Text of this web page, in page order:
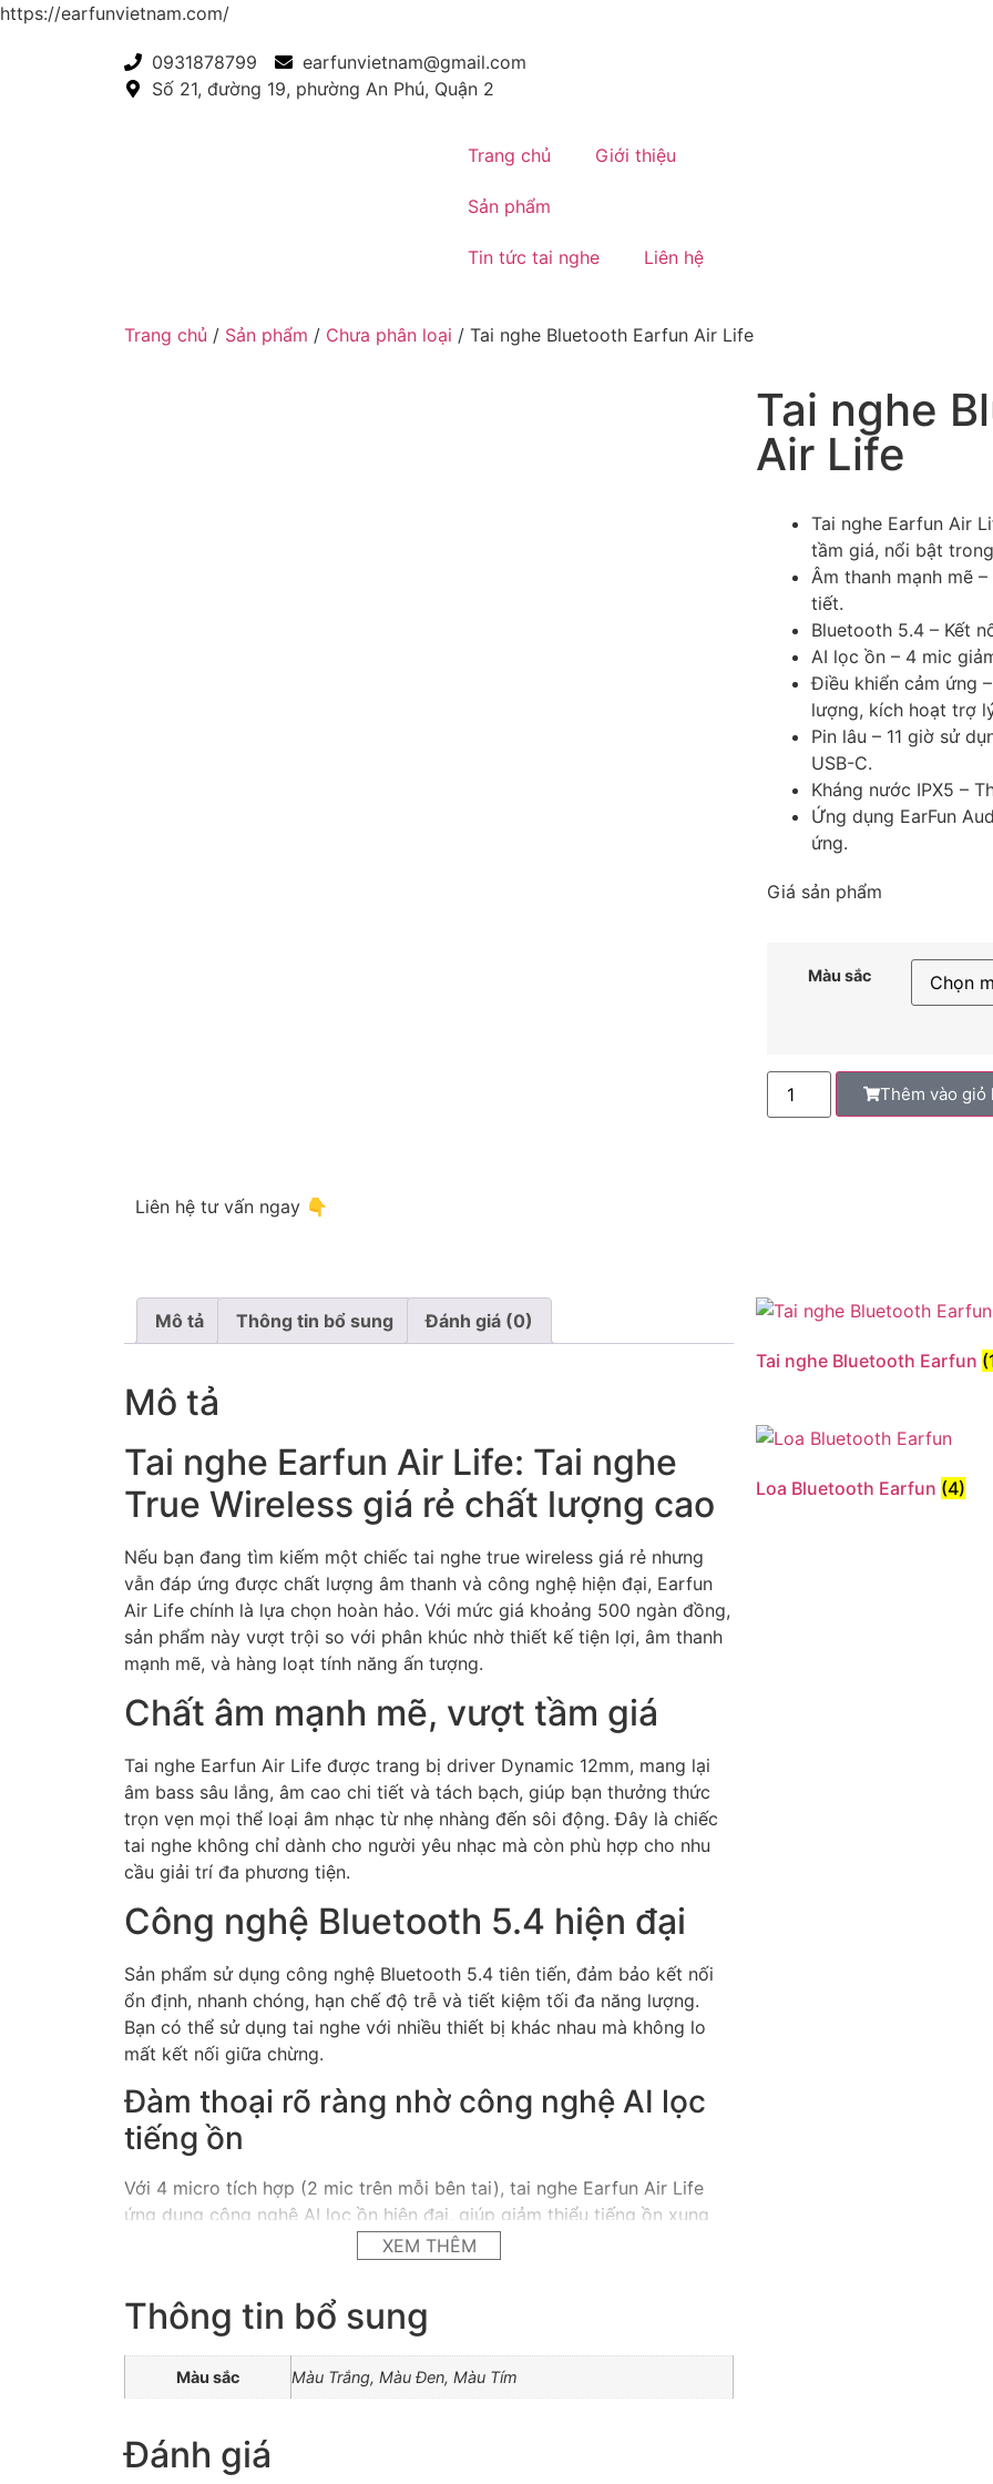
https://earfunvietnam.com/
0931878799
earfunvietnam@gmail.com
Số 21, đường 19, phường An Phú, Quận 2
Trang chủ Giới thiệu
Sản phẩm
Tin tức tai nghe Liên hệ
Trang chủ / Sản phẩm / Chưa phân loại / Tai nghe Bluetooth Earfun Air Life
Tai nghe
Air Life
Tai nghe Earfun Air
tầm giá, nổi bật
Âm thanh mạnh mẽ
tiết.
Bluetooth 5.4 – Kết
AI lọc ồn – 4 mic
Điều khiển cảm ứng
lượng, kích hoạt trợ
Pin lâu – 11 giờ sử
USB-C.
Kháng nước IPX5 –
Ứng dụng EarFun
ứng.
Giá sản phẩm
Màu sắc
Thêm vào giỏ
Liên hệ tư vấn ngay 👇
Mô tả Thông tin bổ sung Đánh giá (0)
Mô tả
Tai nghe Earfun Air Life: Tai nghe
True Wireless giá rẻ chất lượng cao
Nếu bạn đang tìm kiếm một chiếc tai nghe true wireless giá rẻ nhưng
vẫn đáp ứng được chất lượng âm thanh và công nghệ hiện đại, Earfun
Air Life chính là lựa chọn hoàn hảo. Với mức giá khoảng 500 ngàn đồng,
sản phẩm này vượt trội so với phân khúc nhờ thiết kế tiện lợi, âm thanh
mạnh mẽ, và hàng loạt tính năng ấn tượng.
Chất âm mạnh mẽ, vượt tầm giá
Tai nghe Earfun Air Life được trang bị driver Dynamic 12mm, mang lại
âm bass sâu lắng, âm cao chi tiết và tách bạch, giúp bạn thưởng thức
trọn vẹn mọi thể loại âm nhạc từ nhẹ nhàng đến sôi động. Đây là chiếc
tai nghe không chỉ dành cho người yêu nhạc mà còn phù hợp cho nhu
cầu giải trí đa phương tiện.
Công nghệ Bluetooth 5.4 hiện đại
Sản phẩm sử dụng công nghệ Bluetooth 5.4 tiên tiến, đảm bảo kết nối
ổn định, nhanh chóng, hạn chế độ trễ và tiết kiệm tối đa năng lượng.
Bạn có thể sử dụng tai nghe với nhiều thiết bị khác nhau mà không lo
mất kết nối giữa chừng.
Đàm thoại rõ ràng nhờ công nghệ AI lọc
tiếng ồn
Với 4 micro tích hợp (2 mic trên mỗi bên tai), tai nghe Earfun Air Life
ứng dụng công nghệ AI lọc ồn hiện đại, giúp giảm thiểu tiếng ồn xung
quanh để bạn có những cuộc gọi rõ ràng ngay cả trong môi trường
Thời lượng pin ấn tượng
Tai nghe cung cấp thời gian sử dụng lên đến 11 giờ liên tục và tổng cộng
35 giờ khi dùng kèm hộp sạc. Đặc biệt, tính năng sạc nhanh giúp bạn có
Điều khiến cảm ứng thông minh
XEM THÊM
Thông tin bổ sung
Màu sắc Màu Trắng, Màu Đen, Màu Tím
Đánh giá
Tai nghe Bluetooth Earfun
Loa Bluetooth Earfun (4)